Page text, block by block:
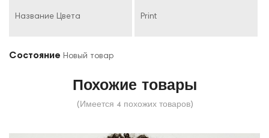
Название Цвета Print
Состояние Новый товар
Похожие товары
(Имеется 4 похожих товаров)